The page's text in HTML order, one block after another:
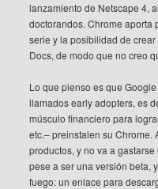
lanzamiento de Netscape 4,
doctorandos. Chrome aporta
serie y la posibilidad de
Docs, de modo que no creo
Lo que pienso es que
llamados early adopters, es
músculo financiero para
etc.– preinstalen su
productos, y no va a
pese a ser una versión beta,
fuego: un enlace para